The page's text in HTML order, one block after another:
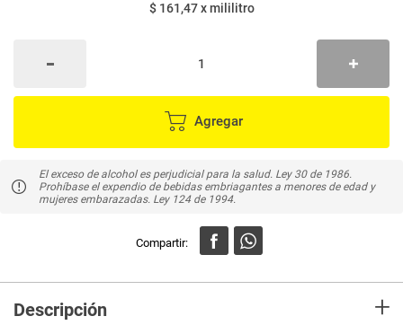
$ 161,47xmililitro
Agregar
El exceso de alcohol es perjudicial para la salud. Ley 30 de 1986.
Prohíbase el expendio de bebidas embriagantes a menores de edad y
mujeres embarazadas. Ley 124 de 1994.
Descripción +